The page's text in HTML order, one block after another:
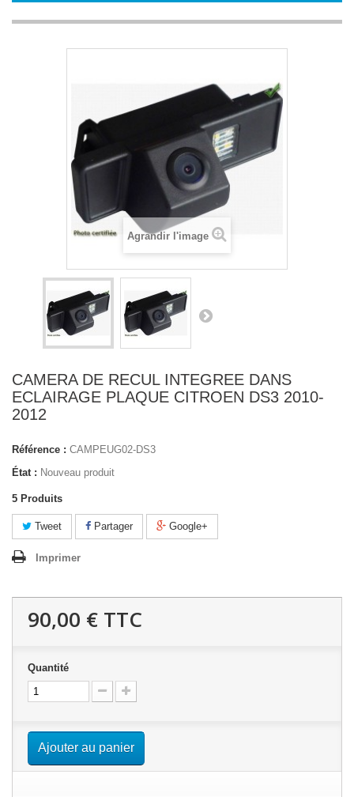
Agrandir l'image
CAMERA DE RECUL INTEGREE DANS
ECLAIRAGE PLAQUE CITROEN DS3 2010-
2012
Référence : CAMPEUG02-DS3
État : Nouveau produit
5 Produits
Tweet Partager Google+
Imprimer
90,00 € TTC
Quantité
Ajouter au panier